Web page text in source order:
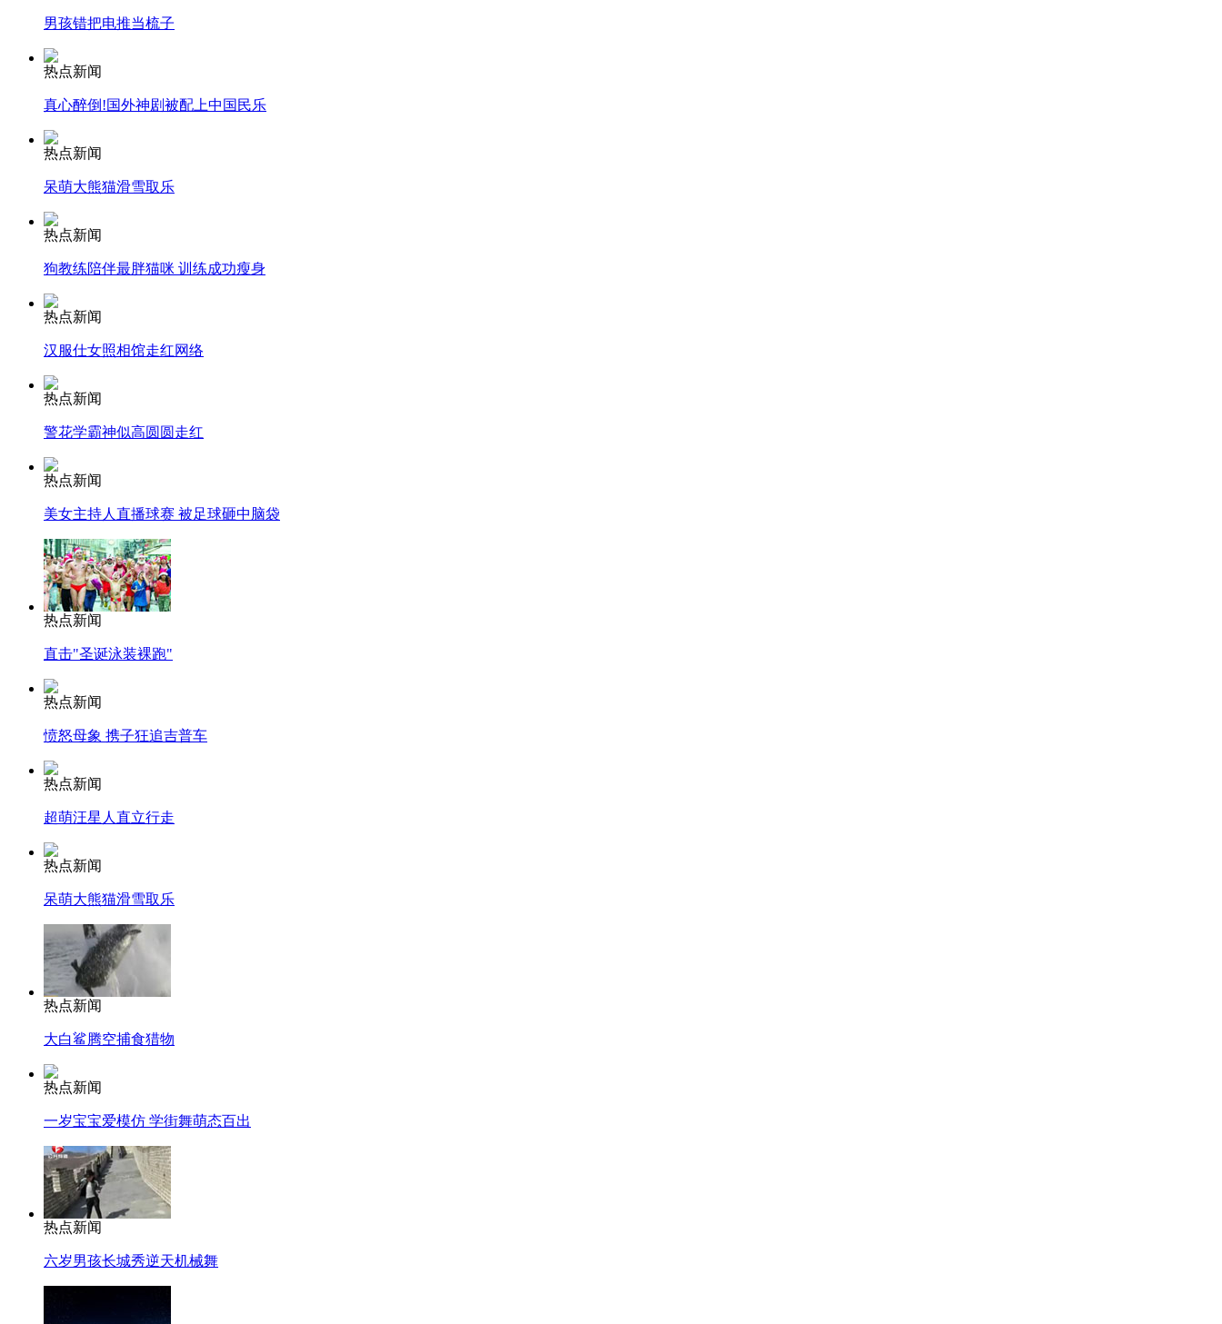
外交部：有关国家言论片面不公正
安徽一实载49人客车翻车
消防员救轻生者
司机酒驾遇交警 急速倒车逃窜
男孩错把电推当梳子
热点新闻
真心醉倒!国外神剧被配上中国民乐
热点新闻
呆萌大熊猫滑雪取乐
热点新闻
狗教练陪伴最胖猫咪 训练成功瘦身
热点新闻
汉服仕女照相馆走红网络
热点新闻
警花学霸神似高圆圆走红
热点新闻
美女主持人直播球赛 被足球砸中脑袋
热点新闻
直击"圣诞泳装裸跑"
热点新闻
愤怒母象 携子狂追吉普车
热点新闻
超萌汪星人直立行走
热点新闻
呆萌大熊猫滑雪取乐
热点新闻
大白鲨腾空捕食猎物
热点新闻
一岁宝宝爱模仿 学街舞萌态百出
热点新闻
六岁男孩长城秀逆天机械舞